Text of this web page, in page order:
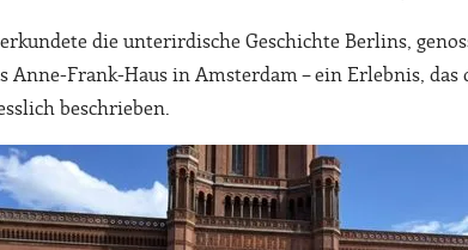
die unterirdische Geschichte Berlins,
Anne-Frank-Haus in Amsterdam – ein Erlebnis, das
beschrieben.